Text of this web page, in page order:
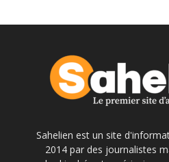
Sahelien est un site
2014 par des journalistes